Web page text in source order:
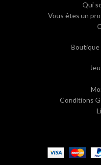
Qui
Vous êtes un
Boutique
Conditions